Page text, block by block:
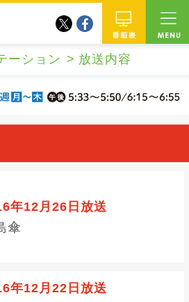
twitterfacebook
ーション 放送内容
年12月26日放送
傘
年12月22日放送